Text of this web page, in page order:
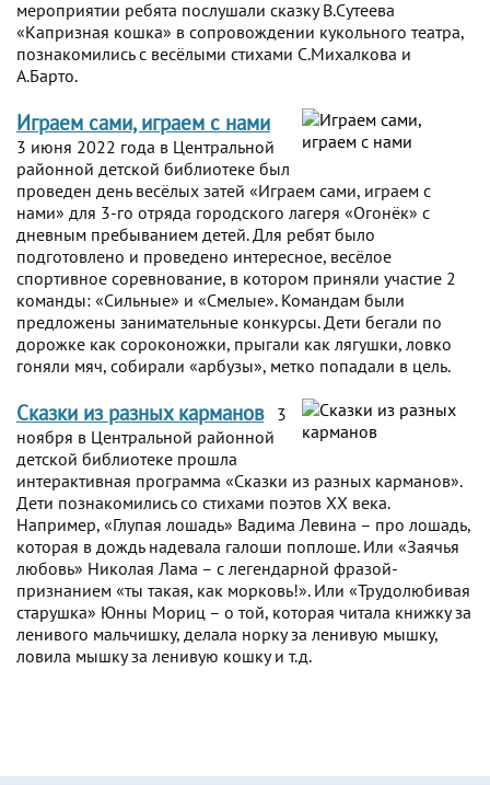
мероприятии ребята послушали сказку В.Сутеева
«Капризная кошка» в сопровождении кукольного театра,
познакомились с весёлыми стихами С.Михалкова и
А.Барто.
Играем сами, играем с нами
3 июня 2022 года в Центральной
районной детской библиотеке был
проведен день весёлых затей «Играем сами, играем с
нами» для 3-го отряда городского лагеря «Огонёк» с
дневным пребыванием детей. Для ребят было
подготовлено и проведено интересное, весёлое
спортивное соревнование, в котором приняли участие 2
команды: «Сильные» и «Смелые». Командам были
предложены занимательные конкурсы. Дети бегали по
дорожке как сороконожки, прыгали как лягушки, ловко
гоняли мяч, собирали «арбузы», метко попадали в цель.
Сказки из разных карманов
3
ноября в Центральной районной
детской библиотеке прошла
интерактивная программа «Сказки из разных карманов».
Дети познакомились со стихами поэтов ХХ века.
Например, «Глупая лошадь» Вадима Левина – про лошадь,
которая в дождь надевала галоши поплоше. Или «Заячья
любовь» Николая Лама – с легендарной фразой-
признанием «ты такая, как морковь!». Или «Трудолюбивая
старушка» Юнны Мориц – о той, которая читала книжку за
ленивого мальчишку, делала норку за ленивую мышку,
ловила мышку за ленивую кошку и т.д.